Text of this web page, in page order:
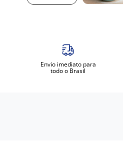
Envio imediato para
todo o Brasil